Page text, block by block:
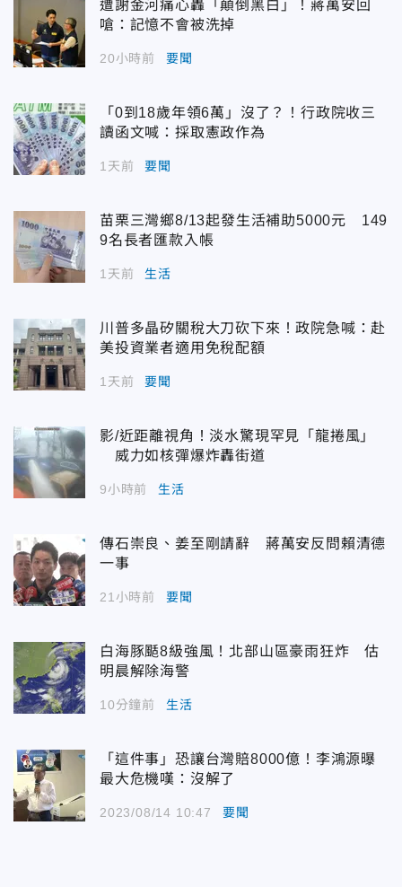
遭謝金河痛心轟「顛倒黑白」！蔣萬安回
嗆：記憶不會被洗掉
20小時前 要聞
「0到18歲年領6萬」沒了？！行政院收三
讀函文喊：採取憲政作為
1天前 要聞
苗栗三灣鄉8/13起發生活補助5000元 149
9名長者匯款入帳
1天前 生活
川普多晶矽關稅大刀砍下來！政院急喊：赴
美投資業者適用免稅配額
1天前 要聞
影/近距離視角！淡水驚現罕見「龍捲風」
威力如核彈爆炸轟街道
9小時前 生活
傳石崇良、姜至剛請辭 蔣萬安反問賴清德
一事
21小時前 要聞
白海豚颳8級強風！北部山區豪雨狂炸 估
明晨解除海警
10分鐘前 生活
「這件事」恐讓台灣賠8000億！李鴻源曝
最大危機嘆：沒解了
2023/08/14 10:47 要聞